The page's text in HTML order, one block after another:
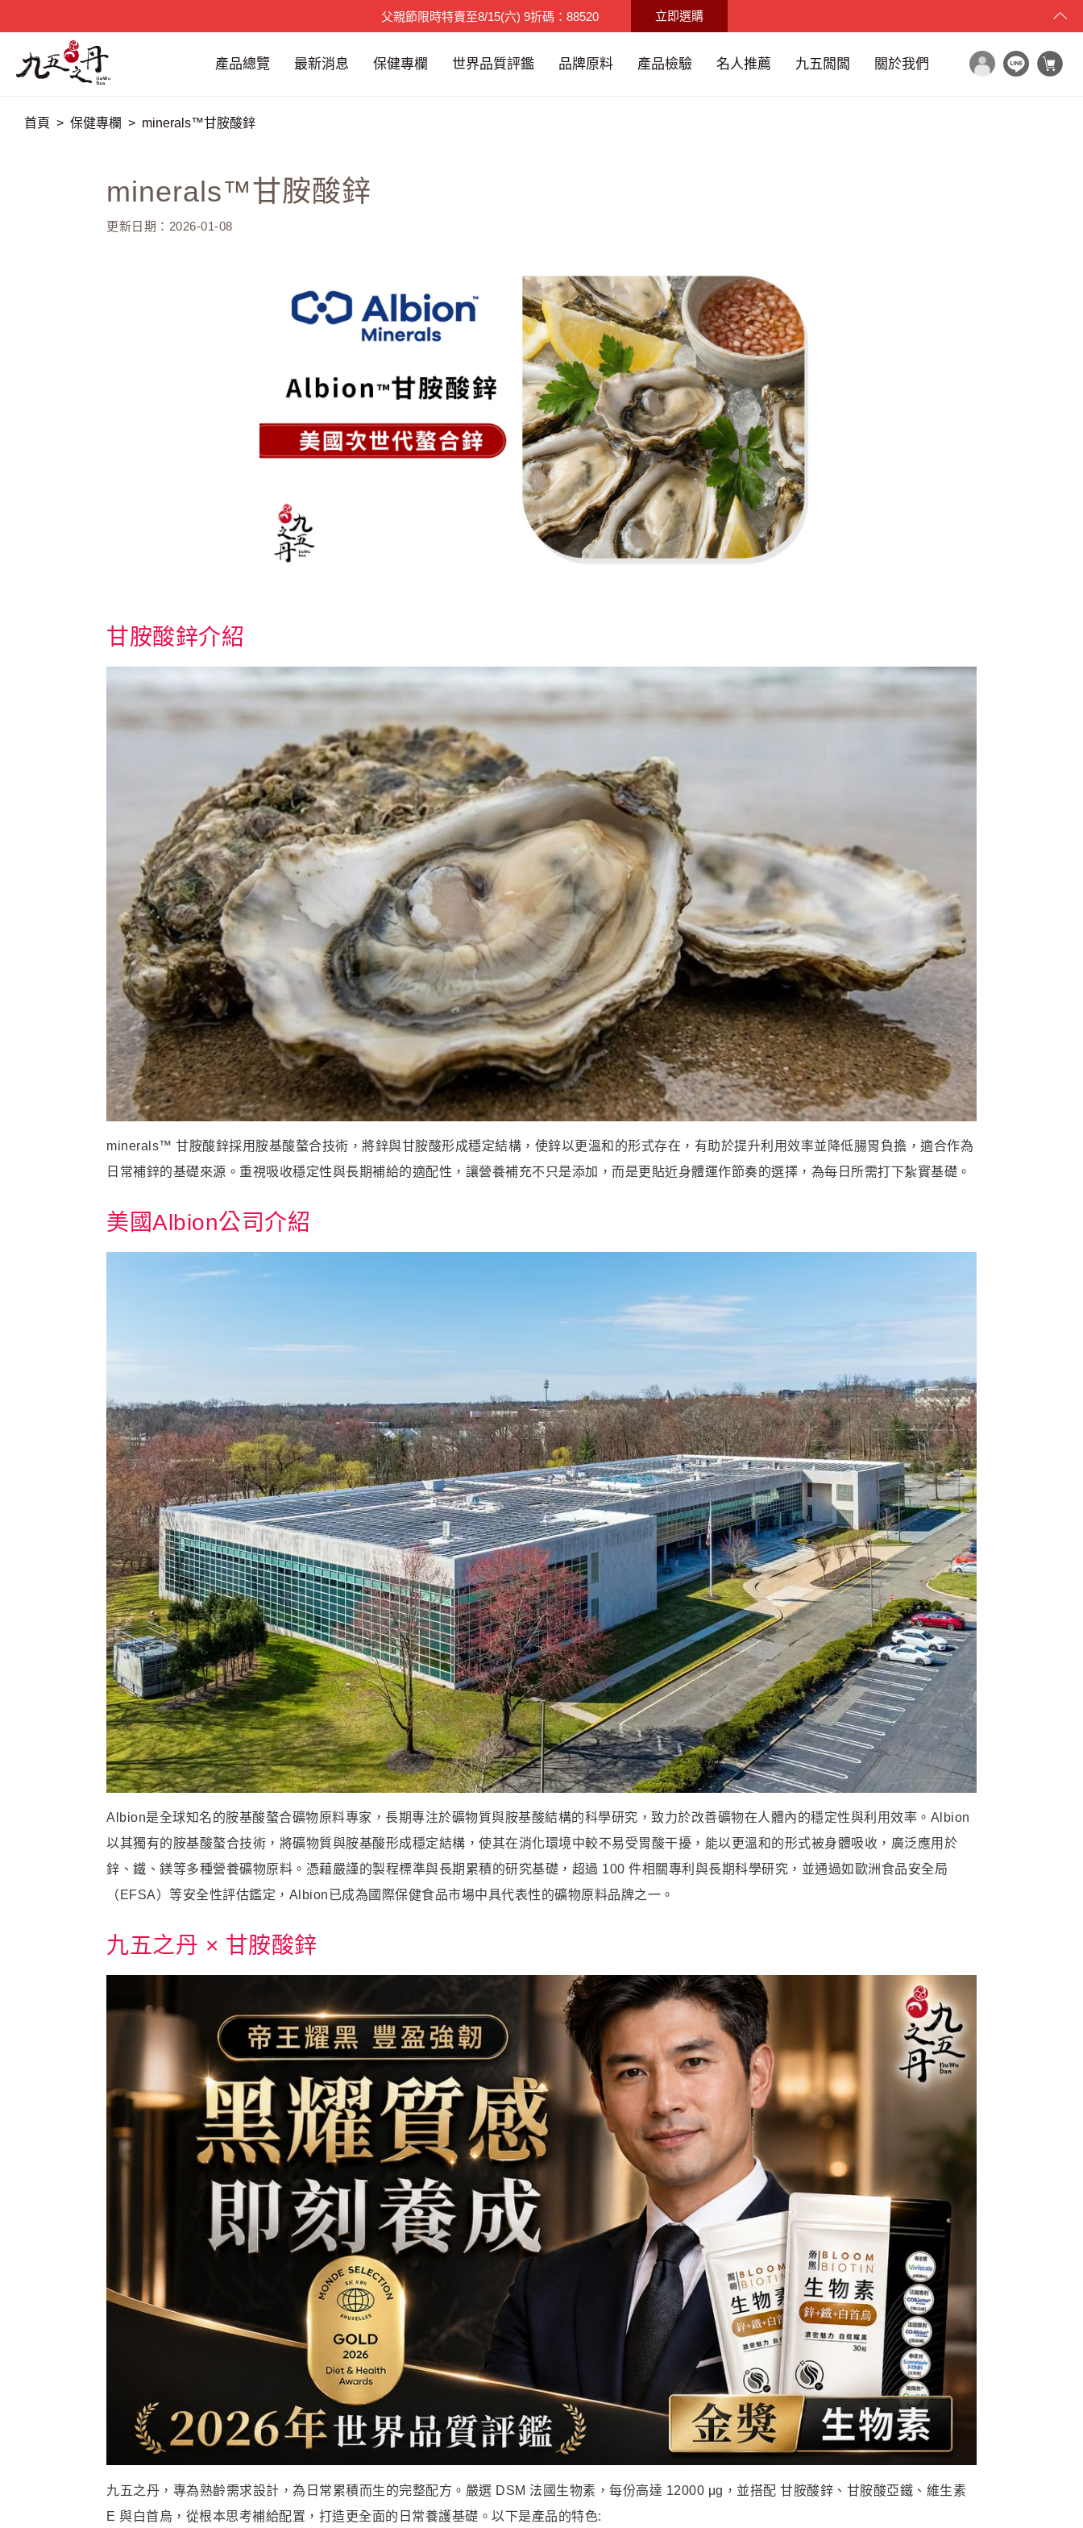
父親節限時特賣至8/15(六) 9折碼：88520
限時優惠至8/16(日) 買3送1/滿千免運
立即選購
產品總覽 最新消息 保健專欄 世界品質評鑑 品牌原料 產品檢驗 名人推薦 九五闆闆 關於我們
首頁 保健專欄 minerals™甘胺酸鋅
minerals™甘胺酸鋅
更新日期：2026-01-08
甘胺酸鋅介紹
minerals™ 甘胺酸鋅採用胺基酸螯合技術，將鋅與甘胺酸形成穩定結構，使鋅以更溫和的形式存在，有助於提升利用效率並降低腸胃負擔，適合作為
日常補鋅的基礎來源。重視吸收穩定性與長期補給的適配性，讓營養補充不只是添加，而是更貼近身體運作節奏的選擇，為每日所需打下紮實基礎。
美國Albion公司介紹
Albion是全球知名的胺基酸螯合礦物原料專家，長期專注於礦物質與胺基酸結構的科學研究，致力於改善礦物在人體內的穩定性與利用效率。Albion
以其獨有的胺基酸螯合技術，將礦物質與胺基酸形成穩定結構，使其在消化環境中較不易受胃酸干擾，能以更溫和的形式被身體吸收，廣泛應用於
鋅、鐵、鎂等多種營養礦物原料。憑藉嚴謹的製程標準與長期累積的研究基礎，超過 100 件相關專利與長期科學研究，並通過如歐洲食品安全局
（EFSA）等安全性評估鑑定，Albion已成為國際保健食品市場中具代表性的礦物原料品牌之一。
九五之丹 × 甘胺酸鋅
九五之丹，專為熟齡需求設計，為日常累積而生的完整配方。嚴選 DSM 法國生物素，每份高達 12000 μg，並搭配 甘胺酸鋅、甘胺酸亞鐵、維生素
E 與白首烏，從根本思考補給配置，打造更全面的日常養護基礎。以下是產品的特色: